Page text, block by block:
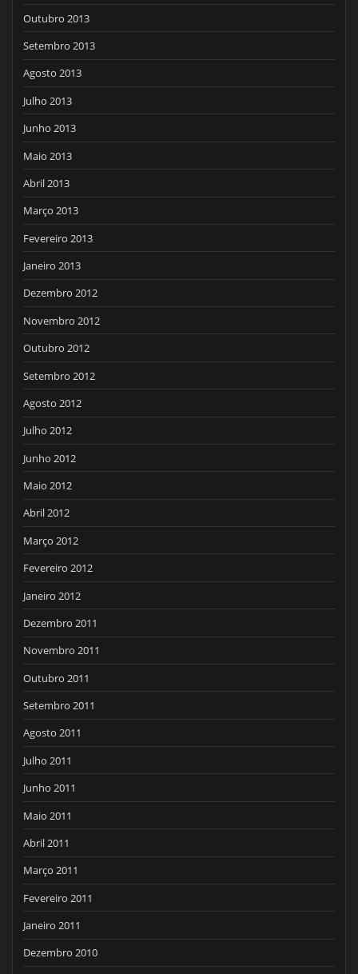
Outubro 2013
Setembro 2013
Agosto 2013
Julho 2013
Junho 2013
Maio 2013
Abril 2013
Março 2013
Fevereiro 2013
Janeiro 2013
Dezembro 2012
Novembro 2012
Outubro 2012
Setembro 2012
Agosto 2012
Julho 2012
Junho 2012
Maio 2012
Abril 2012
Março 2012
Fevereiro 2012
Janeiro 2012
Dezembro 2011
Novembro 2011
Outubro 2011
Setembro 2011
Agosto 2011
Julho 2011
Junho 2011
Maio 2011
Abril 2011
Março 2011
Fevereiro 2011
Janeiro 2011
Dezembro 2010